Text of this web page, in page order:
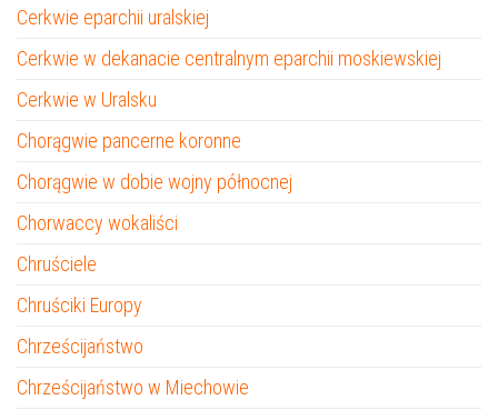
Cerkwie eparchii uralskiej
Cerkwie w dekanacie centralnym eparchii moskiewskiej
Cerkwie w Uralsku
Chorągwie pancerne koronne
Chorągwie w dobie wojny północnej
Chorwaccy wokaliści
Chruściele
Chruściki Europy
Chrześcijaństwo
Chrześcijaństwo w Miechowie